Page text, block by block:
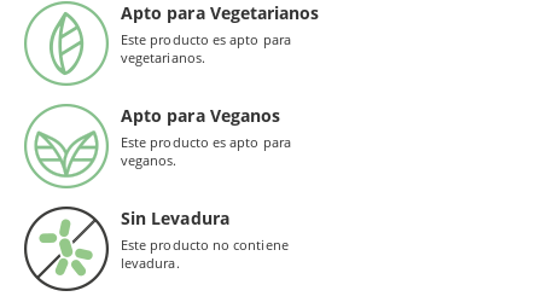
Apto para Vegetarianos
Este producto es apto para
vegetarianos.
Apto para Veganos
Este producto es apto para
veganos.
Sin Levadura
Este producto no contiene
levadura.